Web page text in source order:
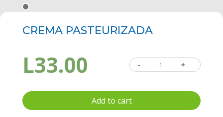
CREMA PASTEURIZADA
L33.00 -
Crema
+
Add to cart